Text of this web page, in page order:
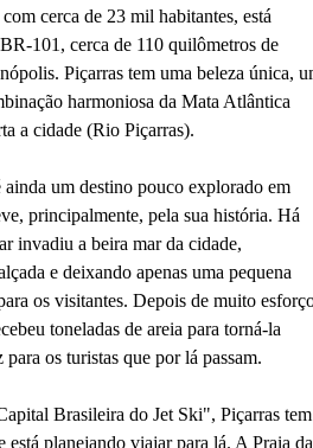
cerca de 23 mil habitantes, está
101, cerca de 110 quilômetros de
Piçarras tem uma beleza única,
harmoniosa da Mata Atlântica
a cidade (Rio Piçarras).
um destino pouco explorado em
principalmente, pela sua história. Há
invadiu a beira mar da cidade,
e deixando apenas uma pequena
os visitantes. Depois de muito
toneladas de areia para torná-la
os turistas que por lá passam.
Brasileira do Jet Ski", Piçarras tem
está planejando viajar para lá. A Praia